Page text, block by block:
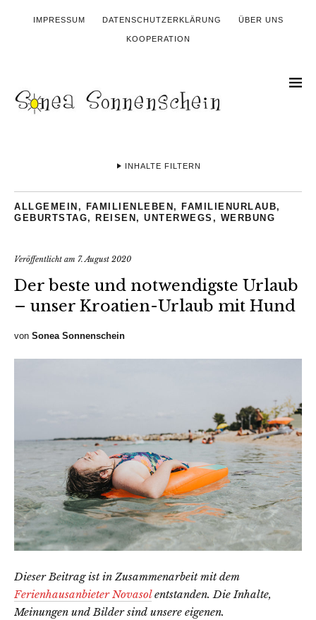
IMPRESSUM DATENSCHUTZERKLÄRUNG ÜBER UNS
KOOPERATION
INHALTE FILTERN
ALLGEMEIN , FAMILIENLEBEN , FAMILIENURLAUB,
GEBURTSTAG, REISEN , UNTERWEGS , WERBUNG
Veröffentlicht am 7. August 2020
Der beste und notwendigste Urlaub
– unser Kroatien-Urlaub mit Hund
von Sonea Sonnenschein
Dieser Beitrag ist in Zusammenarbeit mit dem
Ferienhausanbieter Novasolentstanden. Die Inhalte,
Meinungen und Bilder sind unsere eigenen.